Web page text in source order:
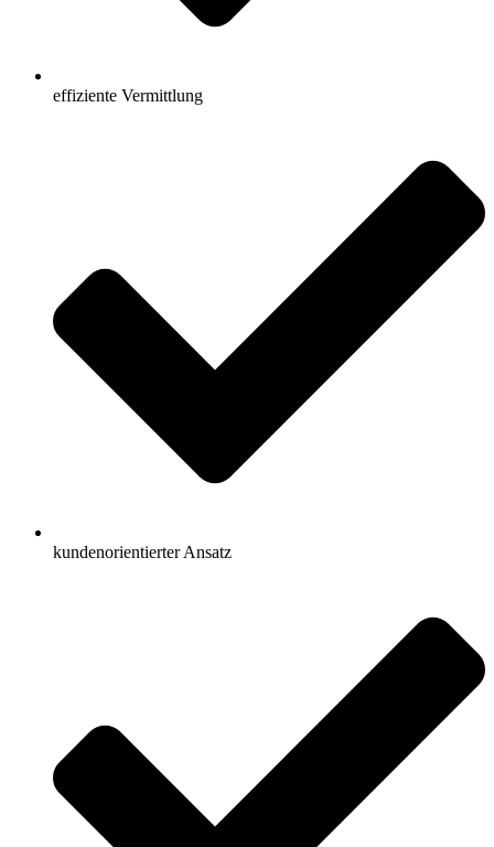
effiziente Vermittlung
kundenorientierter Ansatz